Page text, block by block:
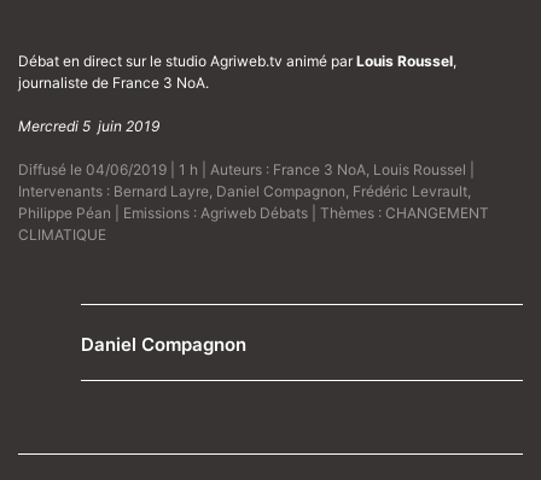
Débat en direct sur le studio Agriweb.tv animé par Louis Roussel,
journaliste de France 3 NoA.
Mercredi 5 juin 2019
Diffusé le 04/06/2019 | 1 h | Auteurs : France 3 NoA, Louis Roussel
Intervenants : Bernard Layre, Daniel Compagnon, Frédéric Levrault,
Philippe Péan | Emissions : Agriweb Débats | Thèmes : CHANGEMENT
CLIMATIQUE
Daniel Compagnon